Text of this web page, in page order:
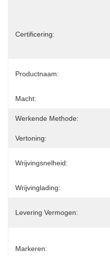
Certificering:
Productnaam:
Macht:
Werkende Methode:
Vertoning:
Wrijvingsnelheid:
Wrijvinglading:
Levering Vermogen:
Markeren: